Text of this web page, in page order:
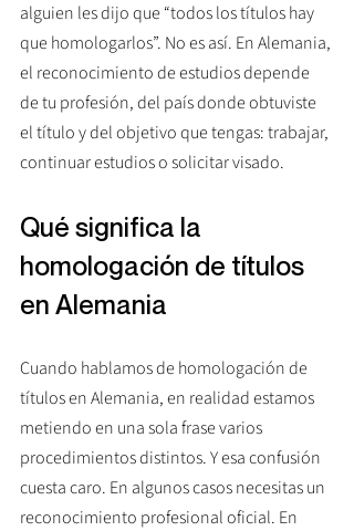
alguien les dijo que “todos los títulos hay
que homologarlos”. No es así. En Alemania,
el reconocimiento de estudios depende
de tu profesión, del país donde obtuviste
el título y del objetivo que tengas: trabajar,
continuar estudios o solicitar visado.
Qué significa la
homologación de títulos
en Alemania
Cuando hablamos de homologación de
títulos en Alemania, en realidad estamos
metiendo en una sola frase varios
procedimientos distintos. Y esa confusión
cuesta caro. En algunos casos necesitas un
reconocimiento profesional oficial. En